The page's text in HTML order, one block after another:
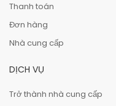
Thanh toán
Đơn hàng
Nhà cung cấp
DỊCH VỤ
Trở thành nhà cung cấp